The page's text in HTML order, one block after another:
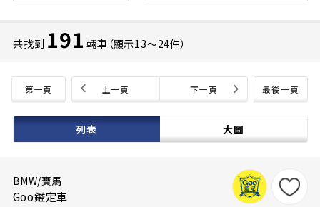
共找到 191 輛車（顯示13〜24件）
第一頁 最後一頁
上一頁 下一頁
列表 大圖
BMW/寶馬
Goo鑑定車